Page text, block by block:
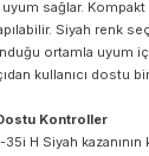
sağlar.
Siyah renk
ortamla uyum
kullanıcı dostu bir
Kontroller
H Siyah